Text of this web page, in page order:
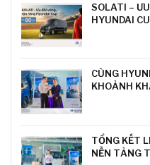
SOLATI –
HYUNDAI
CÙNG
KHOẢNH
TỔNG KẾT
NỀN TẢNG